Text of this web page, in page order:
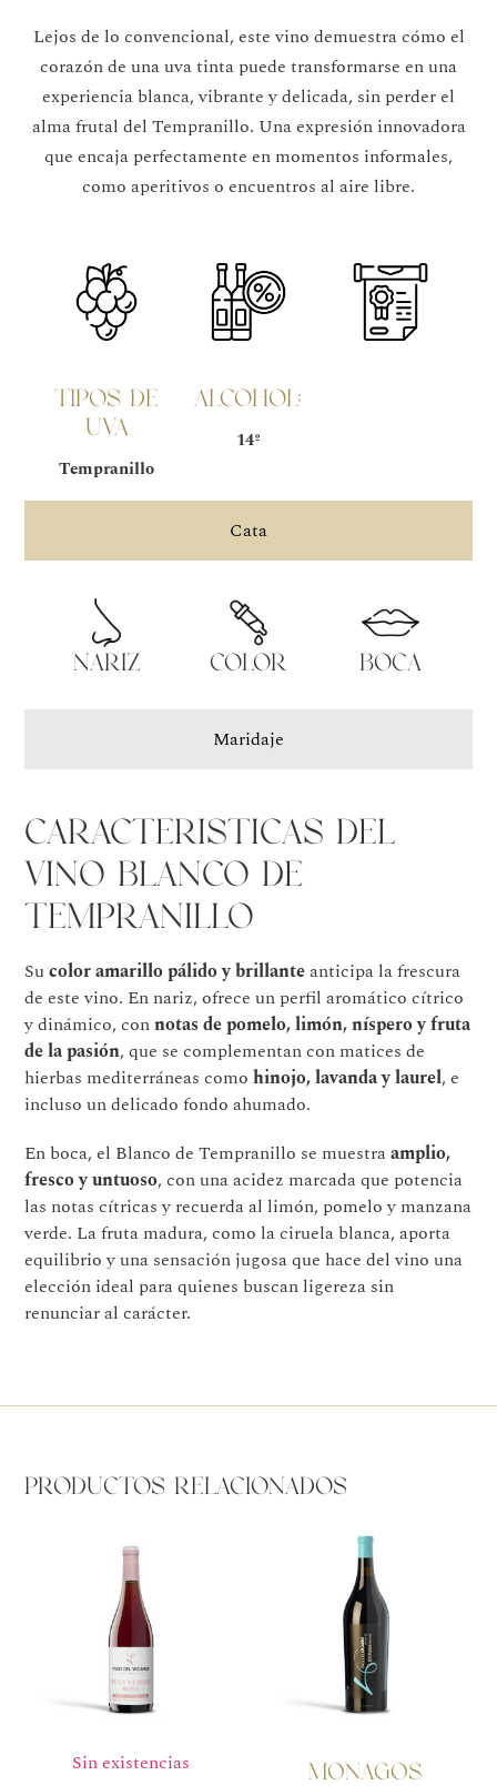
Lejos de lo convencional, este vino demuestra cómo el
corazón de una uva tinta puede transformarse en una
experiencia blanca, vibrante y delicada, sin perder el
alma frutal del Tempranillo. Una expresión innovadora
que encaja perfectamente en momentos informales,
como aperitivos o encuentros al aire libre.
TIPOS DE
UVA
Tempranillo
Alcohol:
14º
Cata
Maridaje
nariz color boca
Características del
vino Blanco de
Tempranillo
Sucolor amarillo pálido y brillanteanticipa la frescura
de este vino. En nariz, ofrece un perfil aromático cítrico
y dinámico, connotas de pomelo, limón, níspero y fruta
de la pasión, que se complementan con matices de
hierbas mediterráneas comohinojo, lavanda y laurel, e
incluso un delicado fondo ahumado.
En boca, el Blanco de Tempranillo se muestraamplio,
fresco y untuoso, con una acidez marcada que potencia
las notas cítricas y recuerda al limón, pomelo y manzana
verde. La fruta madura, como la ciruela blanca, aporta
equilibrio y una sensación jugosa que hace del vino una
elección ideal para quienes buscan ligereza sin
renunciar al carácter.
Productos relacionados
Sin existencias
Monagós